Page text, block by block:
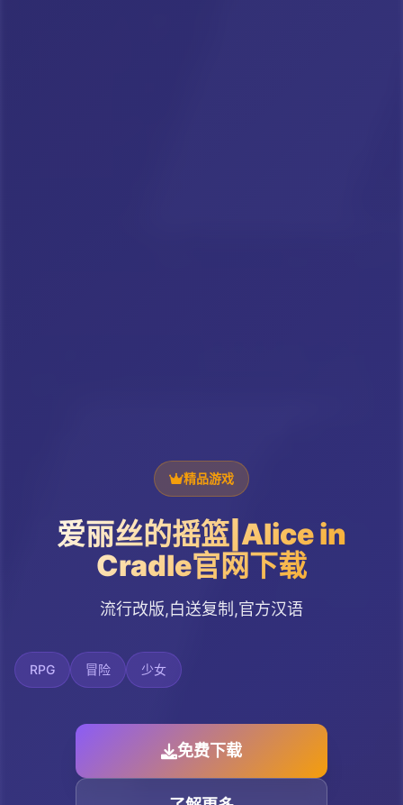
精品游戏
爱丽丝的摇篮|Alice in
Cradle官网下载
流行改版,白送复制,官方汉语
RPG 冒险 少女
免费下载